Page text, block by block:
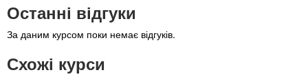
Останні відгуки
За даним курсом поки немає відгуків.
Схожі курси